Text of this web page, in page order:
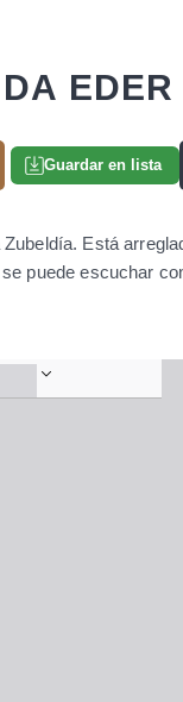
EDER
Guardar en lista
Está
puede escuchar